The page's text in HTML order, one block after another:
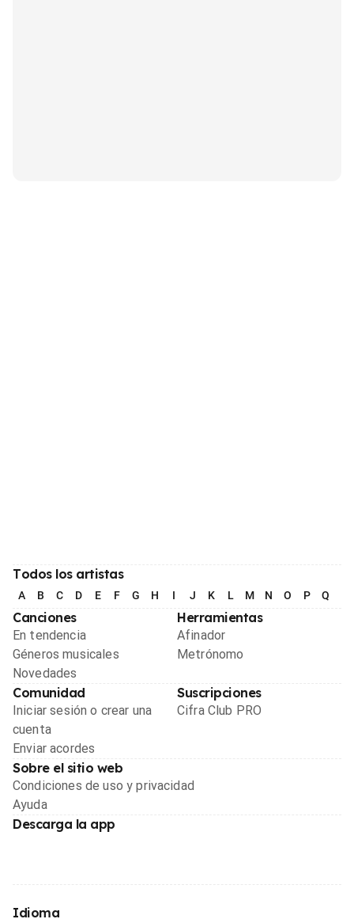
Todos los artistas
A B C D E F G H I J K L M N O P Q
Canciones
En tendencia
Géneros musicales
Novedades
Herramientas
Afinador
Metrónomo
Comunidad
Iniciar sesión o crear una
cuenta
Enviar acordes
Suscripciones
Cifra Club PRO
Sobre el sitio web
Condiciones de uso y privacidad
Ayuda
Descarga la app
Idioma